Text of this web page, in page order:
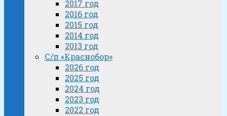
2017 год
2016 год
2015 год
2014 год
2013 год
С/п «Краснобор»
2026 год
2025 год
2024 год
2023 год
2022 год